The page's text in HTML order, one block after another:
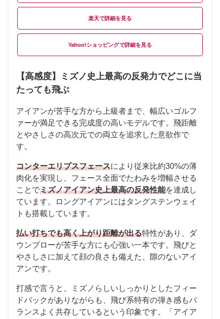
楽天
Yahoo!ショッピング
【高感度】ミズノ史上最高の反発力でどこに当
たっても飛ぶ
アイアンが苦手な方から上級者まで、幅広いゴルフ
ァーが満足できる完成度の高いモデルです。飛距離
とやさしさの高次元での両立を追求した意欲作で
す。
コンターエリプスフェースにより従来比約30%の薄
肉化を実現し、フェース全面でたわみを増幅させる
ことでミズノアイアン史上最高の反発性能を達成し
ています。ロングアイアンにはタングステンウェイ
トも搭載しています。
払い打ちでも高く上がり距離が出る特性があり、ダ
ウンブローが苦手な方にも心強い一本です。飛びと
やさしさに加えて顔の良さも備えた、隙のないアイ
アンです。
打感で言うと、ミズノらしいしっかりとしたフィー
ドバックがありながらも、飛び系特有の弾き感もバ
ランスよく共存しているという印象です。「アイア